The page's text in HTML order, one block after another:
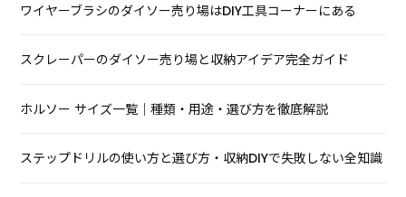
ワイヤーブラシのダイソー売り場はDIY工具コーナーにある
スクレーパーのダイソー売り場と収納アイデア完全ガイド
ホルソー サイズ一覧｜種類・用途・選び方を徹底解説
ステップドリルの使い方と選び方・収納DIYで失敗しない全知識